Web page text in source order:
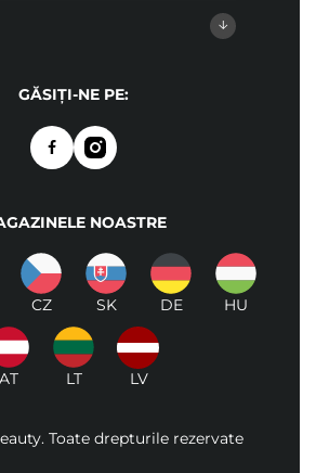
GĂSIȚI-NE PE:
NOASTRE
CZ SK DE HU
AT LT LV
Toate drepturile rezervate